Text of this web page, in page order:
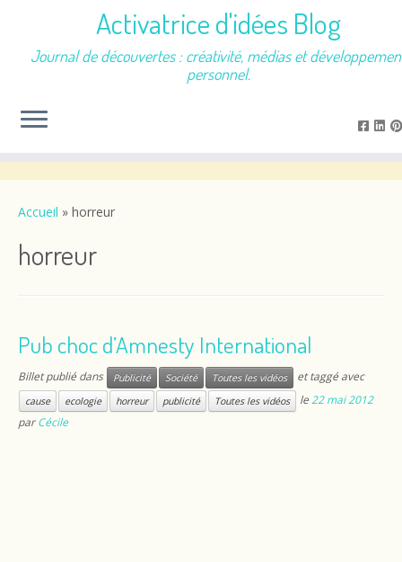
contenu
Activatrice d'idées Blog
Journal de découvertes : créativité, médias et
personnel.
Accueil » horreur
horreur
Pub choc d’Amnesty International
Billet publié dans Publicité Société Toutes les vidéos et taggé avec
cause ecologie horreur publicité Toutes les vidéos le22 mai 2012
parCécile